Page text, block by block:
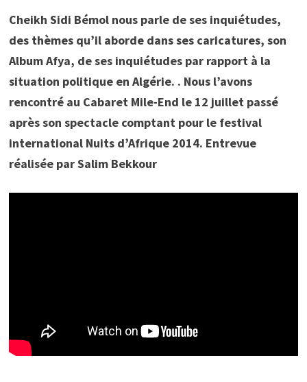
Cheikh Sidi Bémol nous parle de ses inquiétudes,
des thèmes qu’il aborde dans ses caricatures, son
Album Afya, de ses inquiétudes par rapport à la
situation politique en Algérie. . Nous l’avons
rencontré au Cabaret Mile-End le 12 juillet passé
après son spectacle comptant pour le festival
international Nuits d’Afrique 2014. Entrevue
réalisée par Salim Bekkour